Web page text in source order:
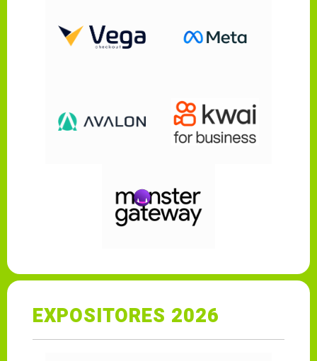
EXPOSITORES 2026